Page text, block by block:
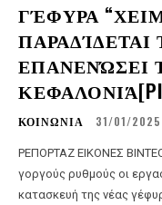
ΓΈΦΥΡΑ
ΕΠΑΝΕΝΏΣΕΙ
ΚΟΙΝΩΝΙΑ 31/01/2025
ΡΕΠΟΡΤΑΖ ΕΙΚΟΝΕΣ ΒΙΝΤΕΟ:ΜΑΚΗΣ
γοργούς ρυθμούς οι
κατασκευή της νέας